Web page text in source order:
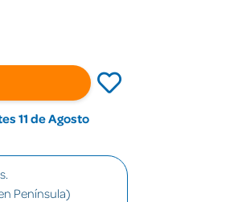
11 de Agosto
Península)